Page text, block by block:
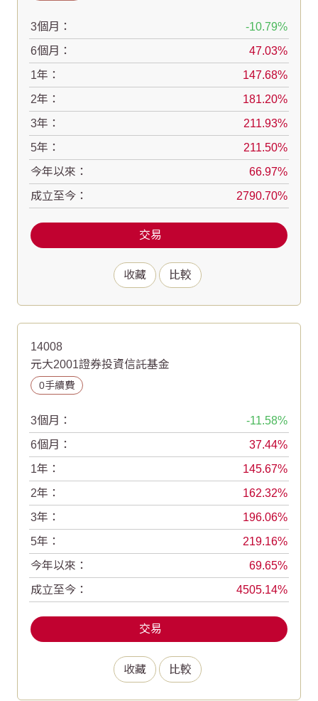
收藏 比較
3個月：
-10.79
6個月：
47.03
1年：
147.68
2年：
181.20
3年：
211.93
5年：
211.50
今年以來：
66.97
成立至今：
2790.70
交易
收藏 比較
14008
元大2001證券投資信託基金
0手續費
3個月：
-11.58
6個月：
37.44
1年：
145.67
2年：
162.32
3年：
196.06
5年：
219.16
今年以來：
69.65
成立至今：
4505.14
交易